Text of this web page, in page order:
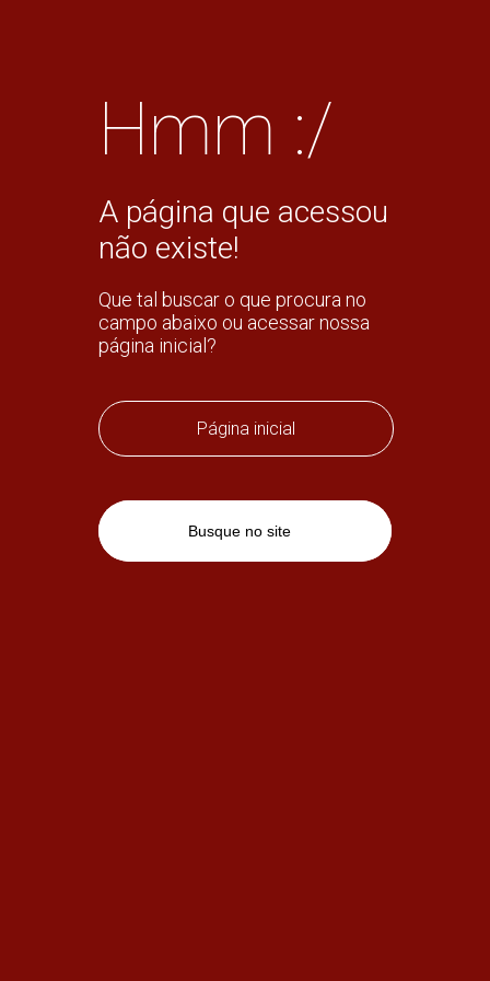
Hmm :/
A página que acessou
não existe!
Que tal buscar o que procura no
campo abaixo ou acessar nossa
página inicial?
Página inicial